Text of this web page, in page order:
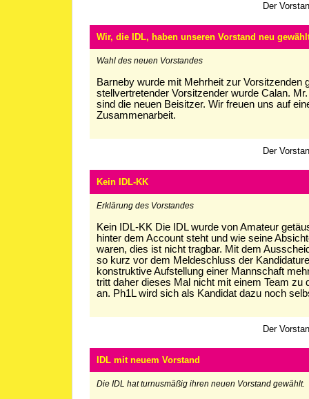
Der
Wir, die IDL, haben unseren Vorstand neu
Wahl des neuen Vorstandes
Barneby wurde mit Mehrheit zur Vorsitzenden
stellvertretender Vorsitzender wurde Calan.
sind die neuen Beisitzer. Wir freuen uns auf
Zusammenarbeit.
Der
Kein IDL-KK
Erklärung des Vorstandes
Kein IDL-KK Die IDL wurde von Amateur
hinter dem Account steht und wie seine
waren, dies ist nicht tragbar. Mit dem
so kurz vor dem Meldeschluss der
konstruktive Aufstellung einer Mannschaft
tritt daher dieses Mal nicht mit einem Team zu
an. Ph1L wird sich als Kandidat dazu noch
Der
IDL mit neuem Vorstand
Die IDL hat turnusmäßig ihren neuen Vorstand gewählt.